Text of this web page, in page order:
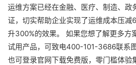
运维方案已经在金融、医疗、制造、政
证，切实帮助企业实现了运维成本压减
升300%的效果。 如果您想了解更多方
试用产品，可致电400-101-3686联系
也可登录官网下载免费版，零门槛体验